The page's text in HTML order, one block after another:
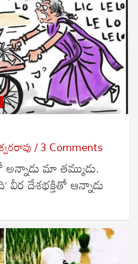
3 Comments
అన్నాడు మా తమ్ముడు.
వీర దేశభక్తితో ఆన్నాడు